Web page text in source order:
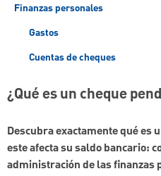
Finanzas personales
Gastos
Cuentas de cheques
¿Qué es un cheque
Descubra exactamente qué es
este afecta su saldo bancario:
administración de las finanzas